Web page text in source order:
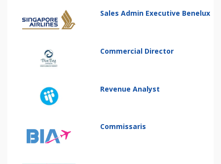
Sales Admin Executive Benelux
Commercial Director
Revenue Analyst
Commissaris